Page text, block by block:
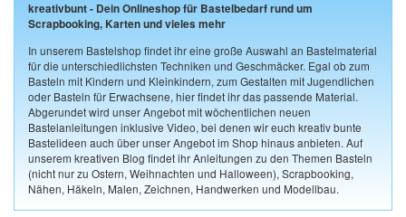
kreativbunt - Dein Onlineshop für Bastelbedarf rund um
Scrapbooking, Karten und vieles mehr
In unserem Bastelshop findet ihr eine große Auswahl an Bastelmaterial
für die unterschiedlichsten Techniken und Geschmäcker. Egal ob zum
Basteln mit Kindern und Kleinkindern, zum Gestalten mit Jugendlichen
oder Basteln für Erwachsene, hier findet ihr das passende Material.
Abgerundet wird unser Angebot mit wöchentlichen neuen
Bastelanleitungen inklusive Video, bei denen wir euch kreativ bunte
Bastelideen auch über unser Angebot im Shop hinaus anbieten. Auf
unserem kreativen Blog findet ihr Anleitungen zu den Themen Basteln
(nicht nur zu Ostern, Weihnachten und Halloween), Scrapbooking,
Nähen, Häkeln, Malen, Zeichnen, Handwerken und Modellbau.